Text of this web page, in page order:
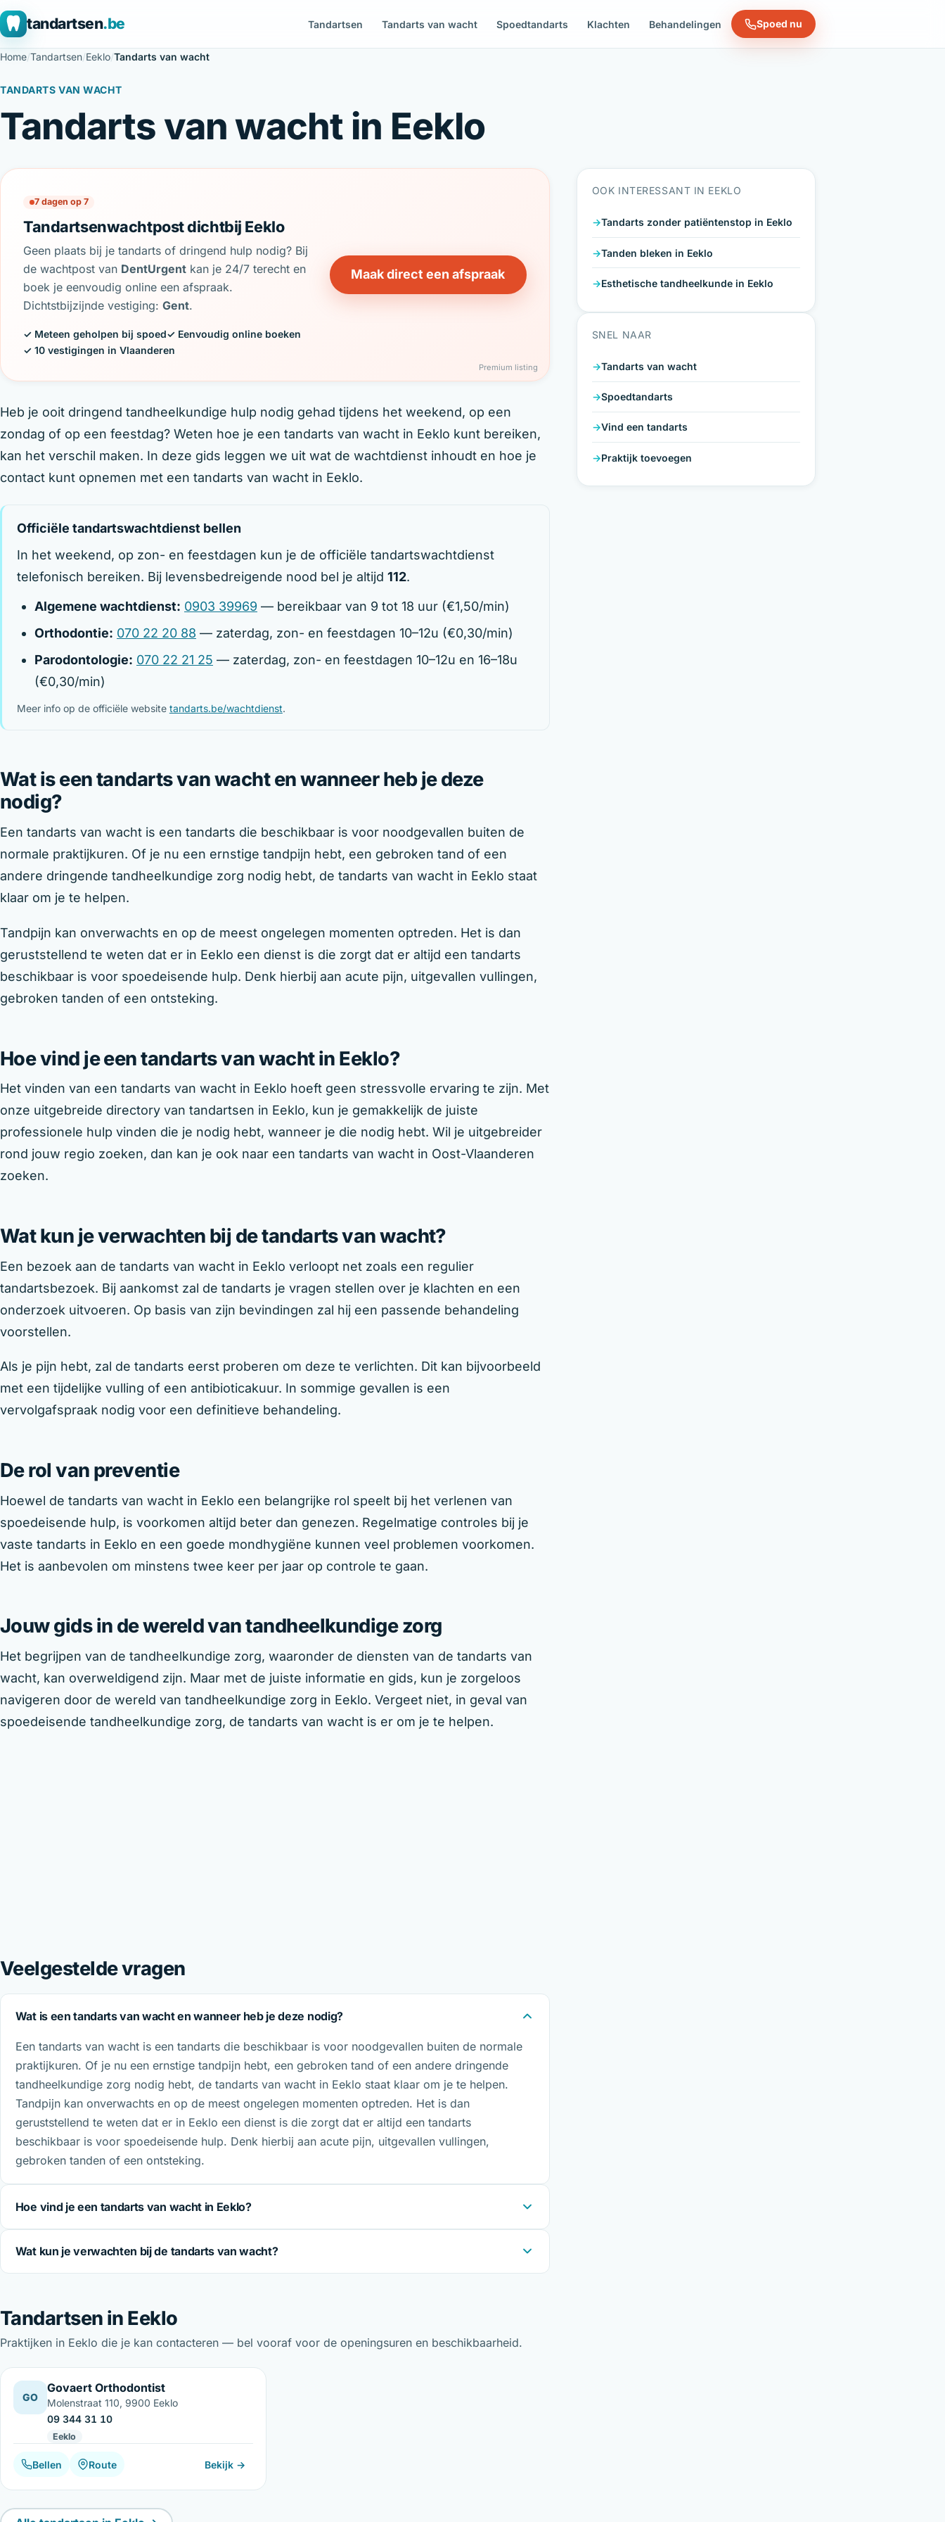
tandartsen.be Tandartsen Tandarts van wacht Spoedtandarts Klachten Behandelingen Spoed nu
Home/Tandartsen/Eeklo/Tandarts van wacht
TANDARTS VAN WACHT
Tandarts van wacht in Eeklo
OOK INTERESSANT IN EEKLO
Tandarts zonder patiëntenstop in Eeklo
Tanden bleken in Eeklo
Esthetische tandheelkunde in Eeklo
SNEL NAAR
Tandarts van wacht
Spoedtandarts
Vind een tandarts
Praktijk toevoegen
7 dagen op 7
Tandartsenwachtpost dichtbij Eeklo
Geen plaats bij je tandarts of dringend hulp nodig? Bij
de wachtpost van DentUrgent kan je 24/7 terecht en
boek je eenvoudig online een afspraak.
Dichtstbijzijnde vestiging: Gent.
✓ Meteen geholpen bij spoed✓ Eenvoudig online boeken
✓ 10 vestigingen in Vlaanderen
Maak direct een afspraak
Premium listing
Heb je ooit dringend tandheelkundige hulp nodig gehad tijdens het weekend, op een
zondag of op een feestdag? Weten hoe je een tandarts van wacht in Eeklo kunt bereiken,
kan het verschil maken. In deze gids leggen we uit wat de wachtdienst inhoudt en hoe je
contact kunt opnemen met een tandarts van wacht in Eeklo.
Officiële tandartswachtdienst bellen
In het weekend, op zon- en feestdagen kun je de officiële tandartswachtdienst
telefonisch bereiken. Bij levensbedreigende nood bel je altijd 112.
Algemene wachtdienst: 0903 39969 — bereikbaar van 9 tot 18 uur (€1,50/min)
Orthodontie: 070 22 20 88 — zaterdag, zon- en feestdagen 10–12u (€0,30/min)
Parodontologie: 070 22 21 25 — zaterdag, zon- en feestdagen 10–12u en 16–18u
(€0,30/min)
Meer info op de officiële website tandarts.be/wachtdienst.
Wat is een tandarts van wacht en wanneer heb je deze
nodig?
Een tandarts van wacht is een tandarts die beschikbaar is voor noodgevallen buiten de
normale praktijkuren. Of je nu een ernstige tandpijn hebt, een gebroken tand of een
andere dringende tandheelkundige zorg nodig hebt, de tandarts van wacht in Eeklo staat
klaar om je te helpen.
Tandpijn kan onverwachts en op de meest ongelegen momenten optreden. Het is dan
geruststellend te weten dat er in Eeklo een dienst is die zorgt dat er altijd een tandarts
beschikbaar is voor spoedeisende hulp. Denk hierbij aan acute pijn, uitgevallen vullingen,
gebroken tanden of een ontsteking.
Hoe vind je een tandarts van wacht in Eeklo?
Het vinden van een tandarts van wacht in Eeklo hoeft geen stressvolle ervaring te zijn. Met
onze uitgebreide directory van tandartsen in Eeklo, kun je gemakkelijk de juiste
professionele hulp vinden die je nodig hebt, wanneer je die nodig hebt. Wil je uitgebreider
rond jouw regio zoeken, dan kan je ook naar een tandarts van wacht in Oost-Vlaanderen
zoeken.
Wat kun je verwachten bij de tandarts van wacht?
Een bezoek aan de tandarts van wacht in Eeklo verloopt net zoals een regulier
tandartsbezoek. Bij aankomst zal de tandarts je vragen stellen over je klachten en een
onderzoek uitvoeren. Op basis van zijn bevindingen zal hij een passende behandeling
voorstellen.
Als je pijn hebt, zal de tandarts eerst proberen om deze te verlichten. Dit kan bijvoorbeeld
met een tijdelijke vulling of een antibioticakuur. In sommige gevallen is een
vervolgafspraak nodig voor een definitieve behandeling.
De rol van preventie
Hoewel de tandarts van wacht in Eeklo een belangrijke rol speelt bij het verlenen van
spoedeisende hulp, is voorkomen altijd beter dan genezen. Regelmatige controles bij je
vaste tandarts in Eeklo en een goede mondhygiëne kunnen veel problemen voorkomen.
Het is aanbevolen om minstens twee keer per jaar op controle te gaan.
Jouw gids in de wereld van tandheelkundige zorg
Het begrijpen van de tandheelkundige zorg, waaronder de diensten van de tandarts van
wacht, kan overweldigend zijn. Maar met de juiste informatie en gids, kun je zorgeloos
navigeren door de wereld van tandheelkundige zorg in Eeklo. Vergeet niet, in geval van
spoedeisende tandheelkundige zorg, de tandarts van wacht is er om je te helpen.
Veelgestelde vragen
Wat is een tandarts van wacht en wanneer heb je deze nodig?
Een tandarts van wacht is een tandarts die beschikbaar is voor noodgevallen buiten de normale
praktijkuren. Of je nu een ernstige tandpijn hebt, een gebroken tand of een andere dringende
tandheelkundige zorg nodig hebt, de tandarts van wacht in Eeklo staat klaar om je te helpen.
Tandpijn kan onverwachts en op de meest ongelegen momenten optreden. Het is dan
geruststellend te weten dat er in Eeklo een dienst is die zorgt dat er altijd een tandarts
beschikbaar is voor spoedeisende hulp. Denk hierbij aan acute pijn, uitgevallen vullingen,
gebroken tanden of een ontsteking.
Hoe vind je een tandarts van wacht in Eeklo?
Wat kun je verwachten bij de tandarts van wacht?
Tandartsen in Eeklo
Praktijken in Eeklo die je kan contacteren — bel vooraf voor de openingsuren en beschikbaarheid.
GO
Govaert Orthodontist
Molenstraat 110, 9900 Eeklo
09 344 31 10
Eeklo
Bellen Route Bekijk →